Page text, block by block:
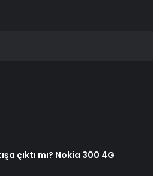
çıktı mı? Nokia 300 4G